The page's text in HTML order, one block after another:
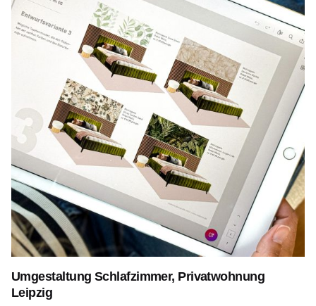
Umgestaltung Schlafzimmer, Privatwohnung
Leipzig